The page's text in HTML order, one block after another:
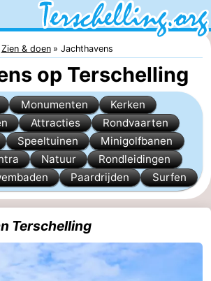
Zien & doen Jachthavens
op Terschelling
Monumenten
Kerken
Attracties
Rondvaarten
Speeltuinen
Minigolfbanen
Natuur
Rondleidingen
Paardrijden Surfen
Terschelling